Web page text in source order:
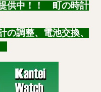
供中！！ 町の時計
の調整、電池交換、